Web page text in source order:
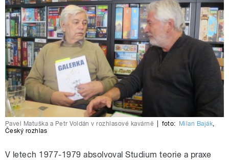
Pavel Matuška a Petr Voldán v rozhlasové kavárně foto: Milan Baják,
Český rozhlas
V letech 1977-1979 absolvoval Studium teorie a praxe